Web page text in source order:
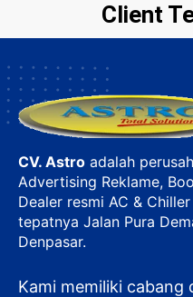
Client
CV. Astro adalah
Advertising Reklame,
Dealer resmi AC &
tepatnya Jalan Pura
Denpasar.
Kami memiliki cabang